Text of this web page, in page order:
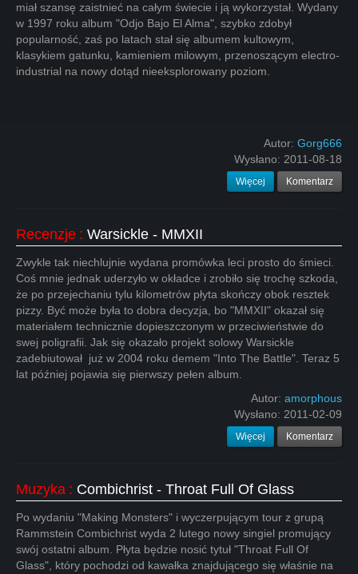
miał szansę zaistnieć na całym świecie i ją wykorzystał. Wydany
w 1997 roku album "Odjo Bajo El Alma", szybko zdobył
popularność, zaś po latach stał się albumem kultowym,
klasykiem gatunku, kamieniem milowym, przenoszącym electro-
industrial na nowy dotąd nieeksplorowany poziom.
Autor: Gorg666
Wysłano: 2011-08-18
Więcej Komentarz
Recenzje : Warsickle - MMXII
Zwykle tak niechlujnie wydana promówka leci prosto do śmieci.
Coś mnie jednak uderzyło w okładce i zrobiło się trochę szkoda,
że po przejechaniu tylu kilometrów płyta skończy obok resztek
pizzy. Być może była to dobra decyzja, bo "MMXII" okazał się
materiałem technicznie dopieszczonym w przeciwieństwie do
swej poligrafii. Jak się okazało projekt solowy Warsickle
zadebiutował już w 2004 roku demem "Into The Battle". Teraz 5
lat później pojawia się pierwszy pełen album.
Autor: amorphous
Wysłano: 2011-02-09
Więcej Komentarz
Muzyka : Combichrist - Throat Full Of Glass
Po wydaniu "Making Monsters" i wyczerpującym tour z grupą
Rammstein Combichrist wyda 2 lutego nowy singiel promujący
swój ostatni album. Płyta będzie nosić tytuł "Throat Full Of
Glass", który pochodzi od kawałka znajdującego się właśnie na